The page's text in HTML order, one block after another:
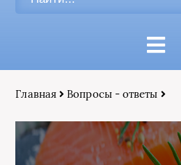
Главная Вопросы - ответы